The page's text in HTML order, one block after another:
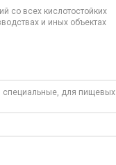
со всех кислотостойких
и иных объектах
специальные, для пищевых